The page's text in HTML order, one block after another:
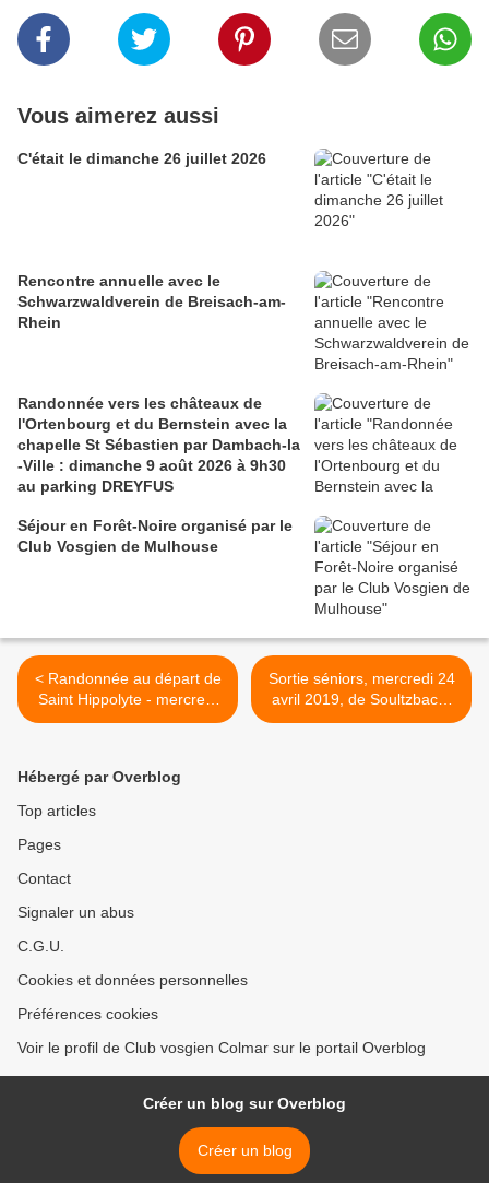
Vous aimerez aussi
C'était le dimanche 26 juillet 2026
Rencontre annuelle avec le
Schwarzwaldverein de Breisach-am-
Rhein
Randonnée vers les châteaux de
l'Ortenbourg et du Bernstein avec la
chapelle St Sébastien par Dambach-la
-Ville : dimanche 9 août 2026 à 9h30
au parking DREYFUS
Séjour en Forêt-Noire organisé par le
Club Vosgien de Mulhouse
< Randonnée au départ de
Saint Hippolyte - mercredi
17 avril 2019
Sortie séniors, mercredi 24
avril 2019, de Soultzbach-
les-Bains à Husseren-les-
Hébergé par Overblog
Top articles
Pages
Contact
Signaler un abus
C.G.U.
Cookies et données personnelles
Préférences cookies
Voir le profil de Club vosgien Colmar sur le portail Overblog
Créer un blog sur Overblog
Créer un blog